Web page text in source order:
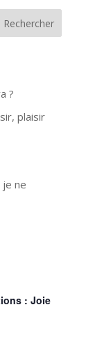
?
plaisir
je ne
: Joie